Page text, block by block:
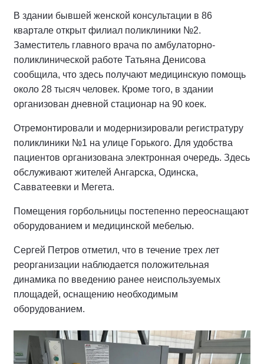
В здании бывшей женской консультации в 86
квартале открыт филиал поликлиники №2.
Заместитель главного врача по амбулаторно-
поликлинической работе Татьяна Денисова
сообщила, что здесь получают медицинскую помощь
около 28 тысяч человек. Кроме того, в здании
организован дневной стационар на 90 коек.
Отремонтировали и модернизировали регистратуру
поликлиники №1 на улице Горького. Для удобства
пациентов организована электронная очередь. Здесь
обслуживают жителей Ангарска, Одинска,
Савватеевки и Мегета.
Помещения горбольницы постепенно переоснащают
оборудованием и медицинской мебелью.
Сергей Петров отметил, что в течение трех лет
реорганизации наблюдается положительная
динамика по введению ранее неиспользуемых
площадей, оснащению необходимым
оборудованием.